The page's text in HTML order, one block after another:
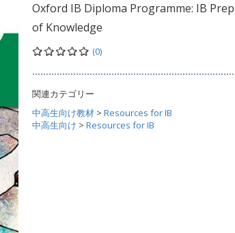
Oxford IB Diploma Programme: IB
of Knowledge
(0)
関連カテゴリー
中高生向け教材 > Resources for IB
中高生向け > Resources for IB